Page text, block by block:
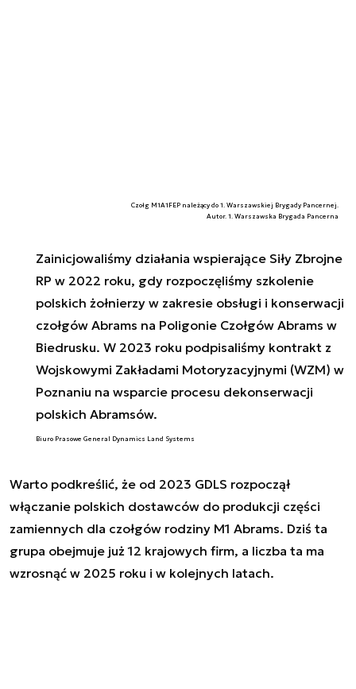
Czołg M1A1FEP należący do 1. Warszawskiej Brygady Pancernej.
Autor. 1. Warszawska Brygada Pancerna
Zainicjowaliśmy działania wspierające Siły Zbrojne
RP w 2022 roku, gdy rozpoczęliśmy szkolenie
polskich żołnierzy w zakresie obsługi i konserwacji
czołgów Abrams na Poligonie Czołgów Abrams w
Biedrusku. W 2023 roku podpisaliśmy kontrakt z
Wojskowymi Zakładami Motoryzacyjnymi (WZM) w
Poznaniu na wsparcie procesu dekonserwacji
polskich Abramsów.
Biuro Prasowe General Dynamics Land Systems
Warto podkreślić, że od 2023 GDLS rozpoczął
włączanie polskich dostawców do produkcji części
zamiennych dla czołgów rodziny M1 Abrams. Dziś ta
grupa obejmuje już 12 krajowych firm, a liczba ta ma
wzrosnąć w 2025 roku i w kolejnych latach.